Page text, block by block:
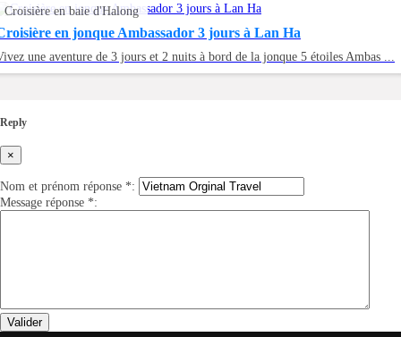
Croisière en baie d'Halong
en jonque Ambassador 3 jours à Lan Ha
une aventure de 3 jours et 2 nuits à bord de la jonque 5 étoiles Ambas ...
Reply
×
Nom et prénom réponse *:
Message réponse *:
Valider